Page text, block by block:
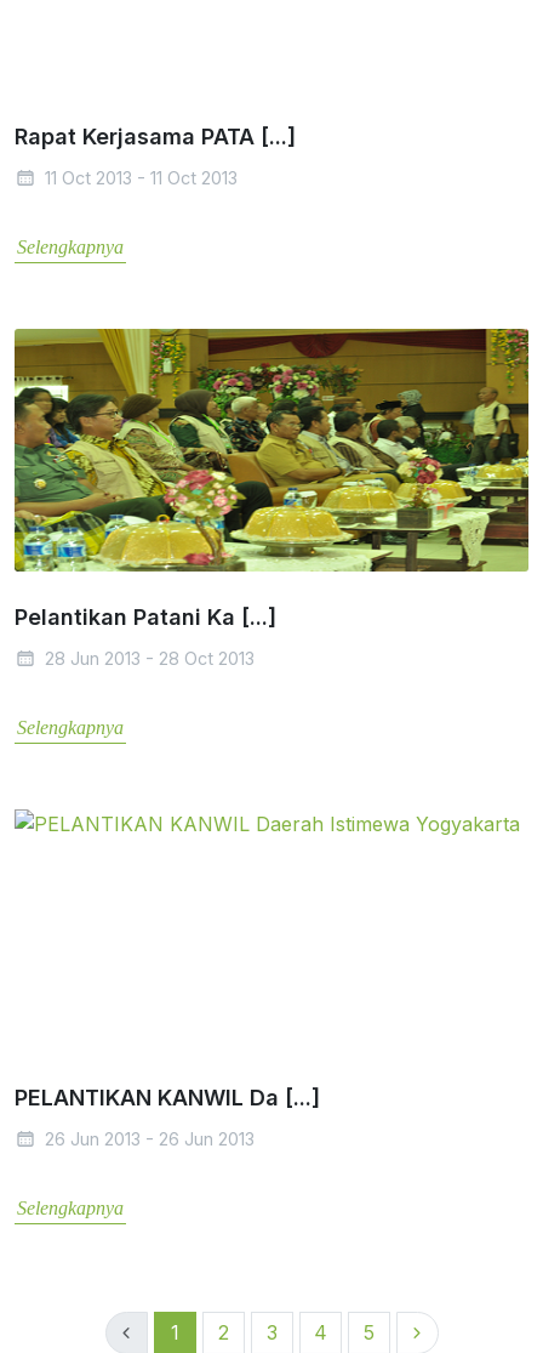
Rapat Kerjasama PATA [...]
11 Oct 2013 - 11 Oct 2013
Selengkapnya
Pelantikan Patani Ka [...]
28 Jun 2013 - 28 Oct 2013
Selengkapnya
PELANTIKAN KANWIL Da [...]
26 Jun 2013 - 26 Jun 2013
Selengkapnya
1 2 3 4 5